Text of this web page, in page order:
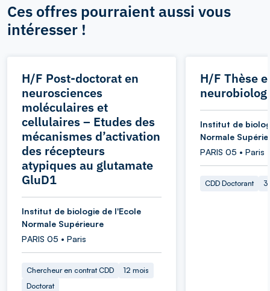
Ces offres pourraient aussi vous
intéresser !
H/F Post-doctorat en
neurosciences
moléculaires et
cellulaires – Etudes des
mécanismes d’activation
des récepteurs
atypiques au glutamate
GluD1
Institut de biologie de l'Ecole
Normale Supérieure
PARIS 05 • Paris
Chercheur en contrat CDD
12 mois
Doctorat
H/F Thèse
Institut de
Normale
PARIS 05 • Paris
CDD Doctorant